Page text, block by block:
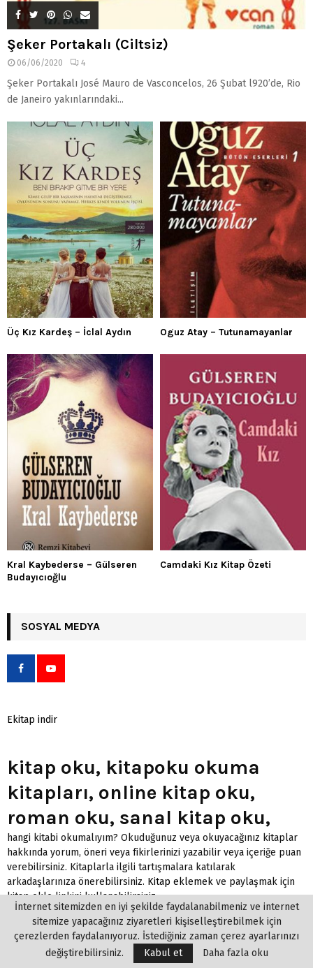
Şeker Portakalı (Ciltsiz)
06/06/2020 4
Şeker Portakalı José Mauro de Vasconcelos, 26 Şubat l920’de, Rio
de Janeiro yakınlarındaki...
Üç Kız Kardeş – İclal Aydın Oguz Atay – Tutunamayanlar
Kral Kaybederse – Gülseren
Budayıcıoğlu
Camdaki Kız Kitap Özeti
SOSYAL MEDYA
Ekitap indir
kitap oku, kitapoku okuma
kitapları, online kitap oku,
roman oku, sanal kitap oku,
hangi kitabi okumalıyım? Okuduğunuz veya okuyacağınız kitaplar
hakkında yorum, öneri veya fikirlerinizi yazabilir veya içeriğe puan
verebilirsiniz. Kitaplarla ilgili tartışmalara katılarak
arkadaşlarınıza önerebilirsiniz. Kitap eklemek ve paylaşmak için
kitap ekle linkini kullanabilirsiniz.
İnternet sitemizden en iyi şekilde faydalanabilmeniz ve internet
sitemize yapacağınız ziyaretleri kişiselleştirebilmek için
çerezlerden faydalanıyoruz. İstediğiniz zaman çerez ayarlarınızı
değiştirebilirsiniz.
Kabul et Daha fazla oku